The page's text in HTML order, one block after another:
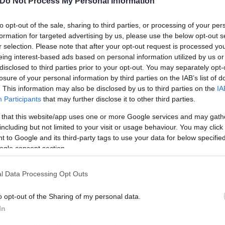
opt-out of the sale, sharing to third parties, or processing of your
for targeted advertising by us, please use the below opt-out
selection. Please note that after your opt-out request is processed
interest-based ads based on personal information utilized by us
to third parties prior to your opt-out. You may separately
of your personal information by third parties on the IAB’s list of
This information may also be disclosed by us to third parties on the
Participants that may further disclose it to other third parties.
that this website/app uses one or more Google services and may
but not limited to your visit or usage behaviour. You may
to Google and its third-party tags to use your data for below
consent section.
Data Processing Opt Outs
opt-out of the Sharing of my personal data.
από την ίδια περιοχή και σε παρόμοιο
της Λεπτοκαρυάς Θεσπρωτίας, κοντά στα σύνορα
Σύμφωνα με τηνιστοσελίδα epirusgate.gr
ή υποδομές, αν και σε παλιά κτίρια
οι ώρες η εικόνα αλλάζει.